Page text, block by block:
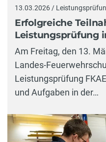
13.03.2026 /
Erfolgreiche
Leistungsprüfung
Am Freitag, den 13.
Landes-
Leistungsprüfung
und Aufgaben in der…